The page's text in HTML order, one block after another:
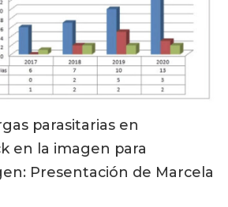
parasitarias en
en la imagen para
Presentación de Marcela